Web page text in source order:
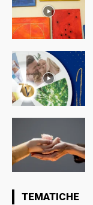
TEMATICHE